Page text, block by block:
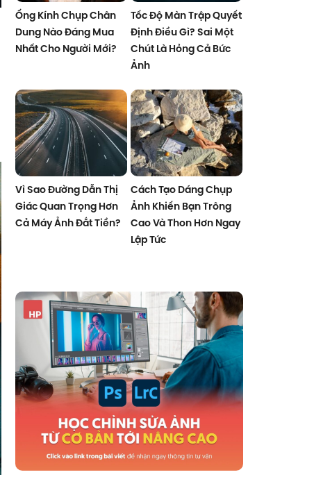
Ống Kính Chụp Chân
Dung Nào Đáng Mua
Nhất Cho Người Mới?
Tốc Độ Màn Trập Quyết
Định Điều Gì? Sai Một
Chút Là Hỏng Cả Bức
Ảnh
Vì Sao Đường Dẫn Thị
Giác Quan Trọng Hơn
Cả Máy Ảnh Đắt Tiền?
Cách Tạo Dáng Chụp
Ảnh Khiến Bạn Trông
Cao Và Thon Hơn Ngay
Lập Tức